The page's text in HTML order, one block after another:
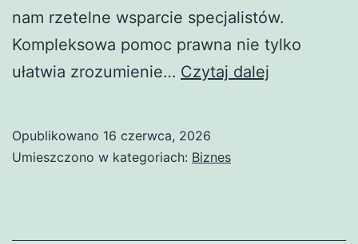
nam rzetelne wsparcie specjalistów.
Kompleksowa pomoc prawna nie tylko
ułatwia zrozumienie… Czytaj dalej
Opublikowano 16 czerwca, 2026
Umieszczono w kategoriach: Biznes